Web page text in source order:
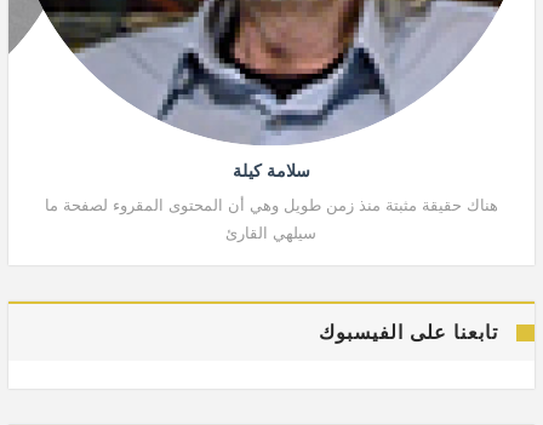
سلامة كيلة
هناك حقيقة مثبتة منذ زمن طويل وهي أن المحتوى المقروء لصفحة ما
سيلهي القارئ
تابعنا على الفيسبوك